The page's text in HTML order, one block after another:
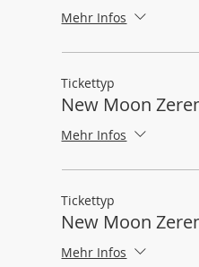
Mehr Infos
Tickettyp
New Moon
Mehr Infos
Tickettyp
New Moon
Mehr Infos